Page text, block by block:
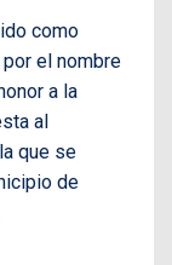
como
por el nombre
a la
al
que se
de